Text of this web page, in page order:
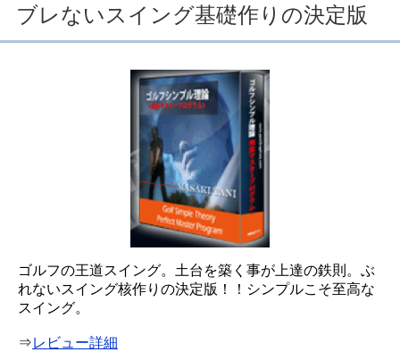
ブレないスイング基礎作りの決定版
ゴルフの王道スイング。土台を築く事が上達の鉄則。ぶ
れないスイング核作りの決定版！！シンプルこそ至高な
スイング。
⇒レビュー詳細